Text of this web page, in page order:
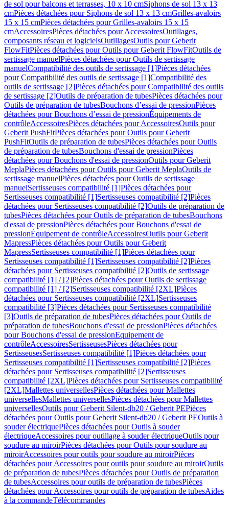
de sol pour balcons et terrasses, 10 x 10 cmSiphons de sol 13 x 13
cmPièces détachées pour Siphons de sol 13 x 13 cmGrilles-avaloirs
15 x 15 cmPièces détachées pour Grilles-avaloirs 15 x 15
cmAccessoiresPièces détachées pour AccessoiresOutillages,
composants réseau et logicielsOutillagesOutils pour Geberit
FlowFitPièces détachées pour Outils pour Geberit FlowFitOutils de
sertissage manuelPièces détachées pour Outils de sertissage
manuelCompatibilité des outils de sertissage [1]Pièces détachées
pour Compatibilité des outils de sertissage [1]Compatibilité des
outils de sertissage [2]Pièces détachées pour Compatibilité des outils
de sertissage [2]Outils de préparation de tubesPièces détachées pour
Outils de préparation de tubesBouchons d’essai de pressionPièces
détachées pour Bouchons d’essai de pressionÉquipements de
contrôleAccessoiresPièces détachées pour AccessoiresOutils pour
Geberit PushFitPièces détachées pour Outils pour Geberit
PushFitOutils de préparation de tubesPièces détachées pour Outils
de préparation de tubesBouchons d'essai de pressionPièces
détachées pour Bouchons d'essai de pressionOutils pour Geberit
MeplaPièces détachées pour Outils pour Geberit MeplaOutils de
sertissage manuelPièces détachées pour Outils de sertissage
manuelSertisseuses compatibilité [1]Pièces détachées pour
Sertisseuses compatibilité [1]Sertisseuses compatibilité [2]Pièces
détachées pour Sertisseuses compatibilité [2]Outils de préparation de
tubesPièces détachées pour Outils de préparation de tubesBouchons
d'essai de pressionPièces détachées pour Bouchons d'essai de
pressionÉquipement de contrôleAccessoiresOutils pour Geberit
MapressPièces détachées pour Outils pour Geberit
MapressSertisseuses compatibilité [1]Pièces détachées pour
Sertisseuses compatibilité [1]Sertisseuses compatibilité [2]Pièces
détachées pour Sertisseuses compatibilité [2]Outils de sertissage
compatibilité [1] / [2]Pièces détachées pour Outils de sertissage
compatibilité [1] / [2]Sertisseuses compatibilité [2XL]Pièces
détachées pour Sertisseuses compatibilité [2XL]Sertisseuses
compatibilité [3]Pièces détachées pour Sertisseuses compatibilité
[3]Outils de préparation de tubesPièces détachées pour Outils de
préparation de tubesBouchons d'essai de pressionPièces détachées
pour Bouchons d'essai de pressionEquipement de
contrôleAccessoiresSertisseusesPièces détachées pour
SertisseusesSertisseuses compatibilité [1]Pièces détachées pour
Sertisseuses compatibilité [1]Sertisseuses compatibilité [2]Pièces
détachées pour Sertisseuses compatibilité [2]Sertisseuses
compatibilité [2XL]Pièces détachées pour Sertisseuses compatibilité
[2XL]Mallettes universellesPièces détachées pour Mallettes
universellesMallettes universellesPièces détachées pour Mallettes
universellesOutils pour Geberit Silent-db20 / Geberit PEPièces
détachées pour Outils pour Geberit Silent-db20 / Geberit PEOutils à
souder électriquePièces détachées pour Outils à souder
électriqueAccessoires pour outillage à souder électriqueOutils pour
soudure au miroirPièces détachées pour Outils pour soudure au
miroirAccessoires pour outils pour soudure au miroirPièces
détachées pour Accessoires pour outils pour soudure au miroirOutils
de préparation de tubesPièces détachées pour Outils de préparation
de tubesAccessoires pour outils de préparation de tubesPièces
détachées pour Accessoires pour outils de préparation de tubesAides
à la commandeTélécommandes